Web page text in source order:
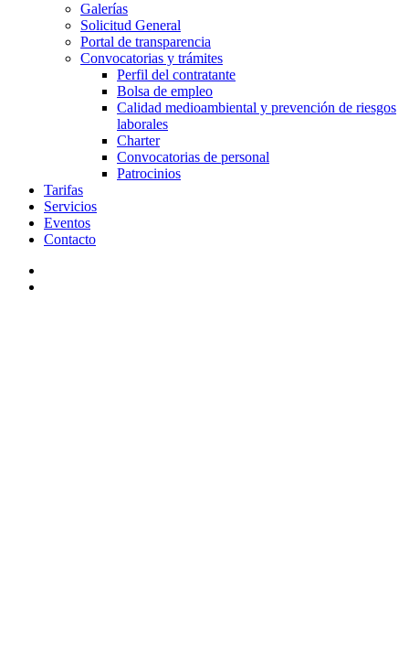
Galerías
Solicitud General
Portal de transparencia
Convocatorias y trámites
Perfil del contratante
Bolsa de empleo
Calidad medioambiental y prevención de riesgos
laborales
Charter
Convocatorias de personal
Patrocinios
Tarifas
Servicios
Eventos
Contacto